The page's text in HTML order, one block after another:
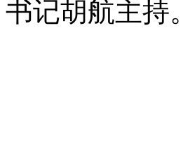
书记胡航主持。